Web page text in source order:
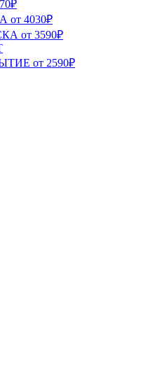
4030₽
от 3590₽
от 2590₽